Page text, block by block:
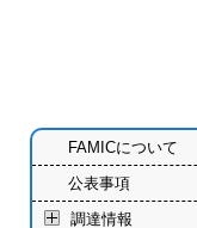
FAMICについて
公表事項
調達情報